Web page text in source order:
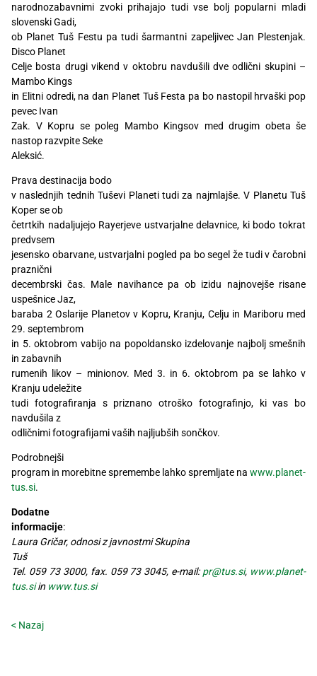
narodnozabavnimi zvoki prihajajo tudi vse bolj popularni mladi
slovenski Gadi,
ob Planet Tuš Festu pa tudi šarmantni zapeljivec Jan Plestenjak.
Disco Planet
Celje bosta drugi vikend v oktobru navdušili dve odlični skupini –
Mambo Kings
in Elitni odredi, na dan Planet Tuš Festa pa bo nastopil hrvaški pop
pevec Ivan
Zak. V Kopru se poleg Mambo Kingsov med drugim obeta še
nastop razvpite Seke
Aleksić.
Prava destinacija bodo
v naslednjih tednih Tuševi Planeti tudi za najmlajše. V Planetu Tuš
Koper se ob
četrtkih nadaljujejo Rayerjeve ustvarjalne delavnice, ki bodo tokrat
predvsem
jesensko obarvane, ustvarjalni pogled pa bo segel že tudi v čarobni
praznični
decembrski čas. Male navihance pa ob izidu najnovejše risane
uspešnice Jaz,
baraba 2 Oslarije Planetov v Kopru, Kranju, Celju in Mariboru med
29. septembrom
in 5. oktobrom vabijo na popoldansko izdelovanje najbolj smešnih
in zabavnih
rumenih likov – minionov. Med 3. in 6. oktobrom pa se lahko v
Kranju udeležite
tudi fotografiranja s priznano otroško fotografinjo, ki vas bo
navdušila z
odličnimi fotografijami vaših najljubših sončkov.
Podrobnejši
program in morebitne spremembe lahko spremljate na www.planet-
tus.si.
Dodatne
informacije:
Laura Gričar, odnosi z javnostmi Skupina
Tuš
Tel. 059 73 3000, fax. 059 73 3045, e-mail: pr@tus.si, www.planet-
tus.siin www.tus.si
< Nazaj